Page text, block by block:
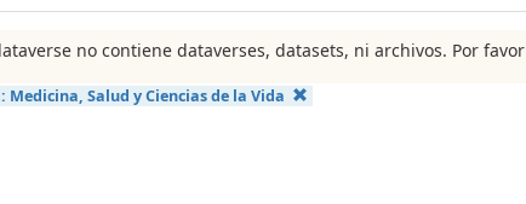
no contiene dataverses, datasets, ni archivos. Por favor
Medicina, Salud y Ciencias de la Vida